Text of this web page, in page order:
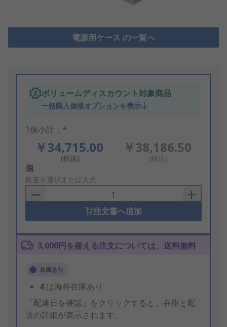
電源用ケース の一覧へ
ボリュームディスカウント対象商品
一括購入価格オプションを表示
1個小計：*
￥34,715.00
(税抜)
￥38,186.50
(税込)
Add
to
Basket
個
数量を選択または入力
注文書へ追加
3,000円を超える注文については、送料無料
在庫あり
4は海外在庫あり
「配達日を確認」をクリックすると、在庫と配
送の詳細が表示されます。